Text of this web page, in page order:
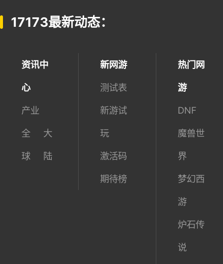
17173最新动态：
资讯中
心
产业
全
球
大
陆
新网游
测试表
新游试
玩
激活码
期待榜
热门网
游
DNF
魔兽世
界
梦幻西
游
炉石传
说